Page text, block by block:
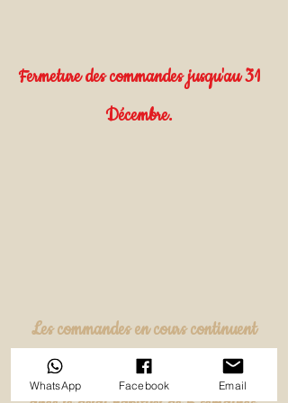
Fermeture des commandes jusqu'au 31
Décembre.
Les commandes en cours continuent
d'être traitées !
WhatsApp Facebook Email